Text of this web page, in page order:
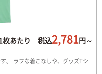
1枚あたり 税込2,781円～
。 ラフな着こなしや、グッズTシ